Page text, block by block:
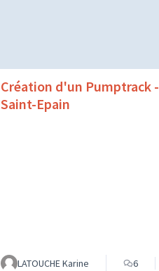
Création d'un Pumptrack -
Saint-Epain
LATOUCHE Karine 6